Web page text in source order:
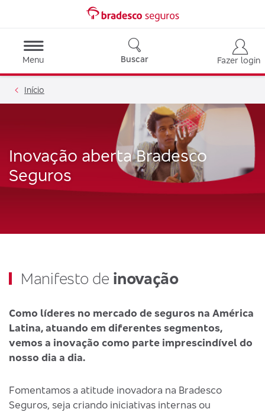
Menu Buscar Fazer login
Início
Inovação aberta Bradesco
Seguros
Manifesto de inovação
Como líderes no mercado de seguros na América
Latina, atuando em diferentes segmentos,
vemos a inovação como parte imprescindível do
nosso dia a dia.
Fomentamos a atitude inovadora na Bradesco
Seguros, seja criando iniciativas internas ou